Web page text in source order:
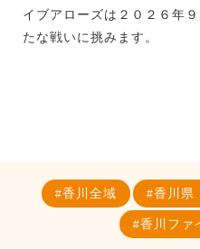
イブアローズは２０２６年
たな戦いに挑みます。
香川全域 香川県
香川ファ